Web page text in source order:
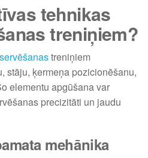
tehnikas
treniņiem?
treniņiem
stāju, ķermeņa pozicionēšanu,
elementu apgūšana var
precizitāti un jaudu
mehānika